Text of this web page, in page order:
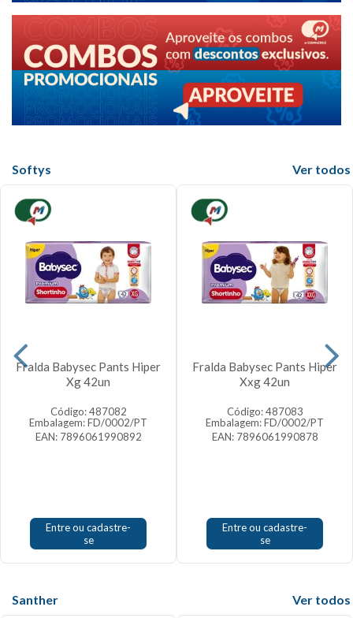
Softys
Fralda Babysec Pants Hiper
Xg 42un
Código: 487082
Embalagem: FD/0002/PT
EAN: 7896061990892
Entre ou cadastre-
se
Fralda Babysec Pants Hiper
Xxg 42un
Código: 487083
Embalagem: FD/0002/PT
EAN: 7896061990878
Entre ou cadastre-
se
Santher